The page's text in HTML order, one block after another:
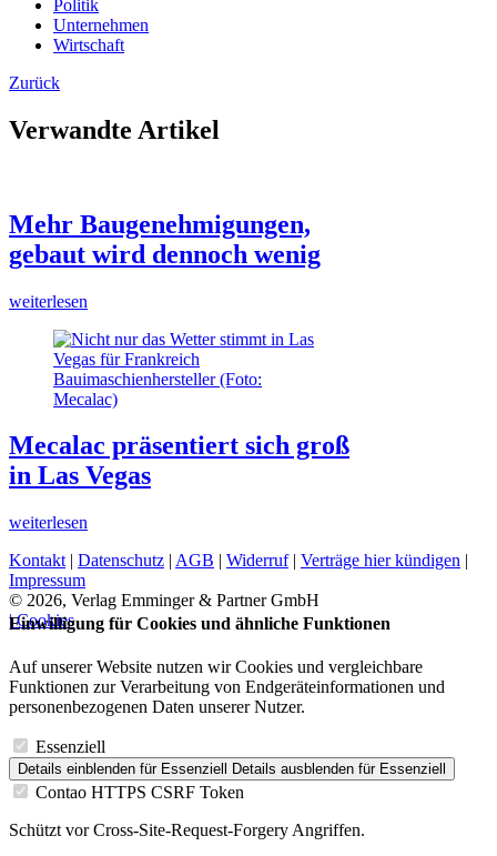
Politik
Unternehmen
Wirtschaft
Zurück
Verwandte Artikel
Mehr Baugenehmigungen,
gebaut wird dennoch wenig
weiterlesen
Mecalac präsentiert sich groß
in Las Vegas
weiterlesen
Kontakt | Datenschutz | AGB | Widerruf| Verträge hier kündigen |
Impressum
© 2026, Verlag Emminger & Partner GmbH
| Cookies
Einwilligung für Cookies und ähnliche Funktionen
Auf unserer Website nutzen wir Cookies und vergleichbare
Funktionen zur Verarbeitung von Endgeräteinformationen und
personenbezogenen Daten unserer Nutzer.
Essenziell
Details einblenden für Essenziell Details ausblenden für Essenziell
Contao HTTPS CSRF Token
Schützt vor Cross-Site-Request-Forgery Angriffen.